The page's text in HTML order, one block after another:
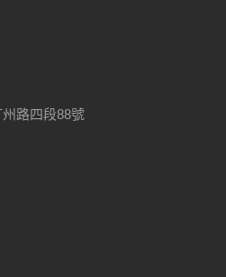
路四段88號